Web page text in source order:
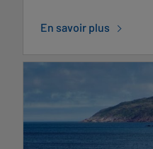
En savoir plus